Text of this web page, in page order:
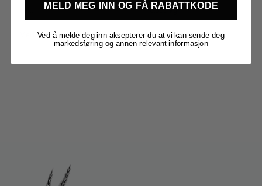
0,555 kg
Merker Kegland
MELD MEG INN OG FÅ RABATTKODE
Ved å melde deg inn aksepterer du at vi kan sende deg
markedsføring og annen relevant informasjon